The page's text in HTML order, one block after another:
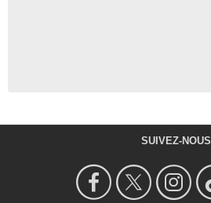
SUIVEZ-NOUS